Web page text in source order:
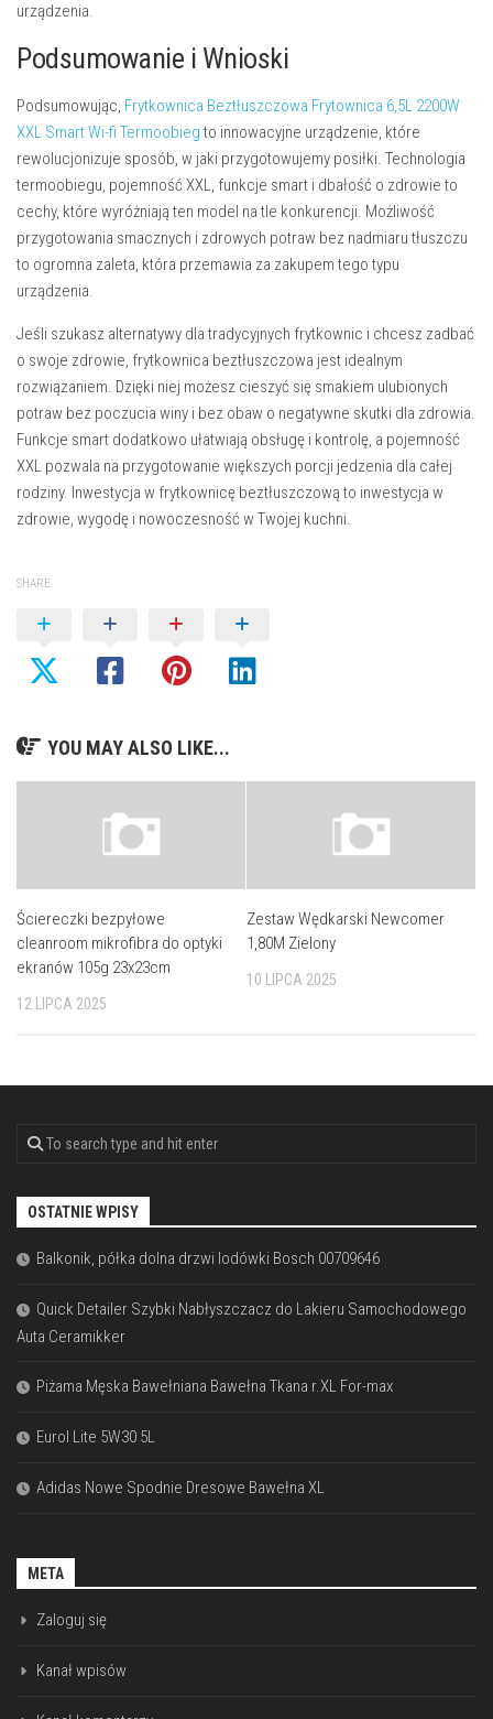
urządzenia.
Podsumowanie i Wnioski
Podsumowując, Frytkownica Beztłuszczowa Frytownica 6,5L 2200W
XXL Smart Wi-fi Termoobieg to innowacyjne urządzenie, które
rewolucjonizuje sposób, w jaki przygotowujemy posiłki. Technologia
termoobiegu, pojemność XXL, funkcje smart i dbałość o zdrowie to
cechy, które wyróżniają ten model na tle konkurencji. Możliwość
przygotowania smacznych i zdrowych potraw bez nadmiaru tłuszczu
to ogromna zaleta, która przemawia za zakupem tego typu
urządzenia.
Jeśli szukasz alternatywy dla tradycyjnych frytkownic i chcesz zadbać
o swoje zdrowie, frytkownica beztłuszczowa jest idealnym
rozwiązaniem. Dzięki niej możesz cieszyć się smakiem ulubionych
potraw bez poczucia winy i bez obaw o negatywne skutki dla zdrowia.
Funkcje smart dodatkowo ułatwiają obsługę i kontrolę, a pojemność
XXL pozwala na przygotowanie większych porcji jedzenia dla całej
rodziny. Inwestycja w frytkownicę beztłuszczową to inwestycja w
zdrowie, wygodę i nowoczesność w Twojej kuchni.
SHARE
YOU MAY ALSO LIKE...
Ściereczki bezpyłowe
cleanroom mikrofibra do optyki
ekranów 105g 23x23cm
12 LIPCA 2025
Zestaw Wędkarski Newcomer
1,80M Zielony
10 LIPCA 2025
OSTATNIE WPISY
Balkonik, półka dolna drzwi lodówki Bosch 00709646
Quick Detailer Szybki Nabłyszczacz do Lakieru Samochodowego
Auta Ceramikker
Piżama Męska Bawełniana Bawełna Tkana r.XL For-max
Eurol Lite 5W30 5L
Adidas Nowe Spodnie Dresowe Bawełna XL
META
Zaloguj się
Kanał wpisów